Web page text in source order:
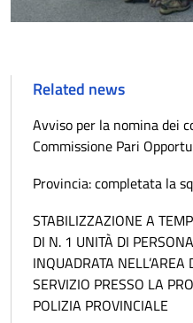
Related news
Avviso per la nomina dei
Commissione Pari
Provincia: completata la
STABILIZZAZIONE A
DI N. 1 UNITÀ DI
INQUADRATA NELL’AREA
SERVIZIO PRESSO LA
POLIZIA PROVINCIALE